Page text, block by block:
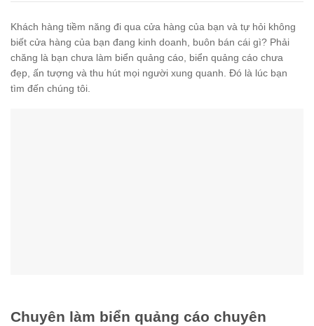
Khách hàng tiềm năng đi qua cửa hàng của bạn và tự hỏi không
biết cửa hàng của bạn đang kinh doanh, buôn bán cái gì? Phải
chăng là bạn chưa làm biển quảng cáo, biển quảng cáo chưa
đẹp, ấn tượng và thu hút mọi người xung quanh. Đó là lúc bạn
tìm đến chúng tôi.
Chuyên làm biển quảng cáo chuyên